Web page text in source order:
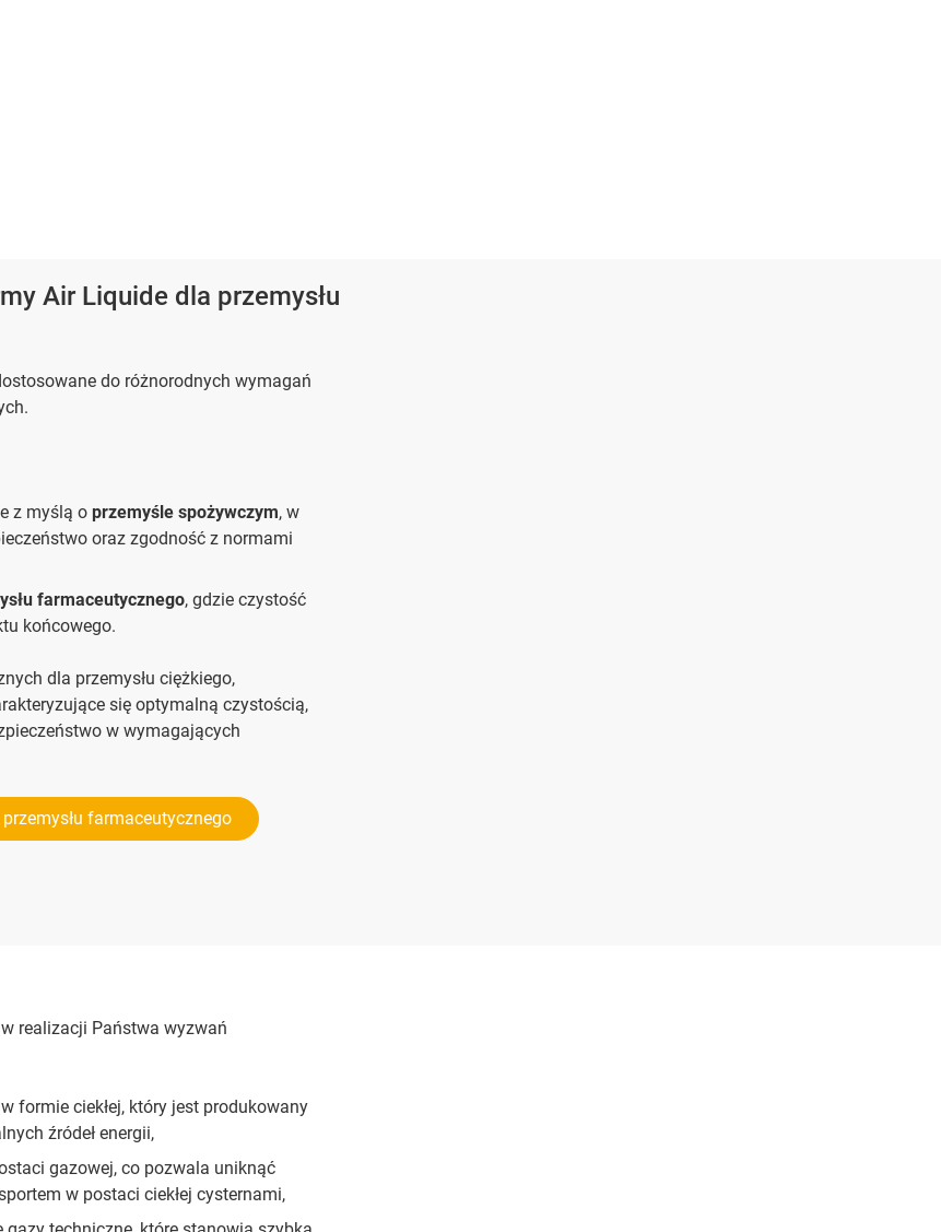
Air Liquide dla przemysłu
do różnorodnych wymagań
z myślą o przemyśle spożywczym, w
oraz zgodność z normami
farmaceutycznego, gdzie czystość
końcowego.
dla przemysłu ciężkiego,
się optymalną czystością,
w wymagających
farmaceutycznego
realizacji Państwa wyzwań
formie ciekłej, który jest produkowany
źródeł energii,
gazowej, co pozwala uniknąć
w postaci ciekłej cysternami,